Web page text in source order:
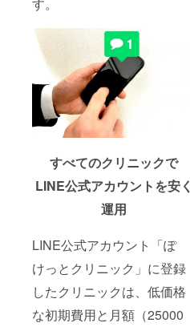
すべてのクリニックで
LINE公式アカウントを安く
運用
LINE公式アカウント「ぽ
けっとクリニック」に登録
したクリニックは、低価格
な初期費用と月額（25000